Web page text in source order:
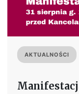
AKTUALNOŚCI